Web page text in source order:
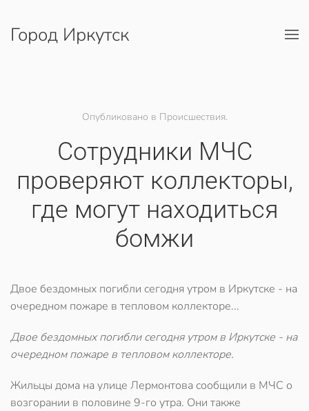
Перейти к содержимому
Город Иркутск
Опубликовано в Происшествия.
Сотрудники МЧС
проверяют коллекторы,
где могут находиться
бомжи
Двое бездомных погибли сегодня утром в Иркутске - на
очередном пожаре в тепловом коллекторе...
Двое бездомных погибли сегодня утром в Иркутске - на
очередном пожаре в тепловом коллекторе.
Жильцы дома на улице Лермонтова сообщили в МЧС о
возгорании в половине 9-го утра. Они также